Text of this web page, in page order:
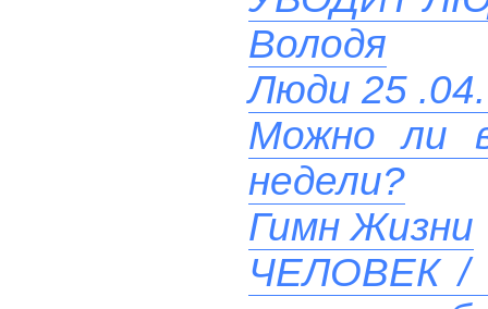
Володя
Люди 25
Можно ли
недели?
Гимн Жизни
ЧЕЛОВЕК /